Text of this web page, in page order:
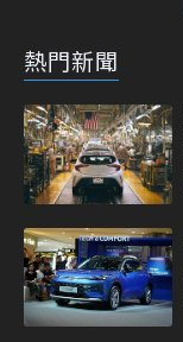
熱門新聞